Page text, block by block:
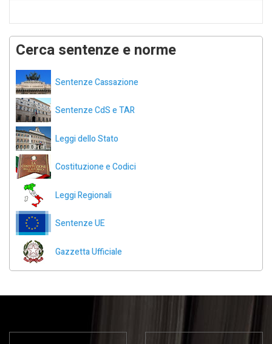
Cerca sentenze e norme
Sentenze Cassazione
Sentenze CdS e TAR
Leggi dello Stato
Costituzione e Codici
Leggi Regionali
Sentenze UE
Gazzetta Ufficiale